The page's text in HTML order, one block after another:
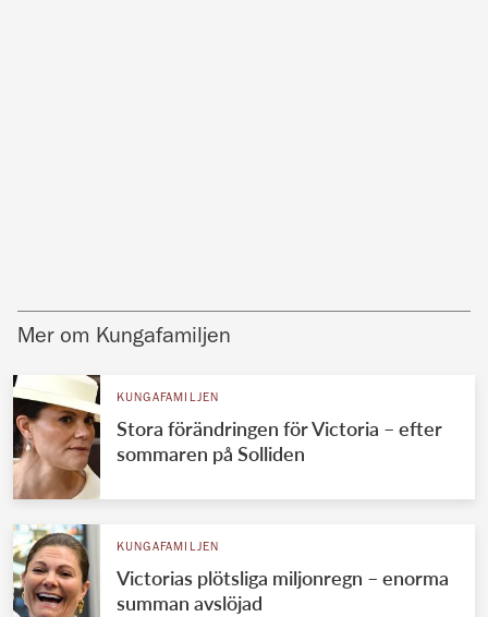
Mer om Kungafamiljen
KUNGAFAMILJEN
Stora förändringen för Victoria – efter
sommaren på Solliden
KUNGAFAMILJEN
Victorias plötsliga miljonregn – enorma
summan avslöjad